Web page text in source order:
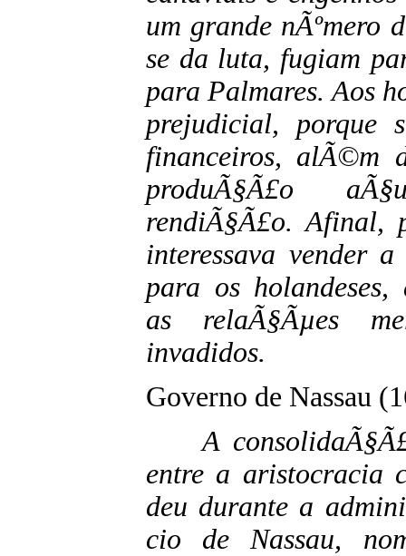
um grande nÃºmero
se da luta, fugiam
para Palmares. Aos
prejudicial, porque
financeiros, alÃ©m
produÃ§Ã£o
rendiÃ§Ã£o. Afinal,
interessava vender
para os holandeses,
as relaÃ§Ãµes
invadidos.
Governo de Nassau
A
entre a aristocracia
deu durante a
cio de Nassau,